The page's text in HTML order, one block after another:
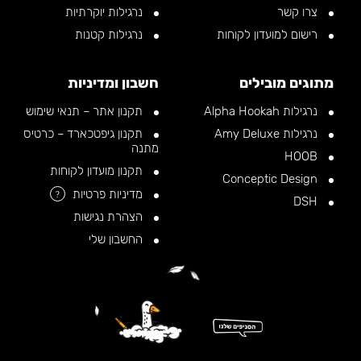
צרו קשר
רישום למועדון לקוחות
נרגילות יוקרתיות
נרגילות קטנות
מתוגים מובילים
נרגילות Alpha Hookah
נרגילות Amy Deluxe
חשבון ומדיניות
תקנון אתר – תנאי שימוש
תקנון גיפטכארד – כרטיס
מתנה
תקנון מועדון לקוחות
מדיניות פרטיות
?
הצהרת נגישות
החשבון שלי